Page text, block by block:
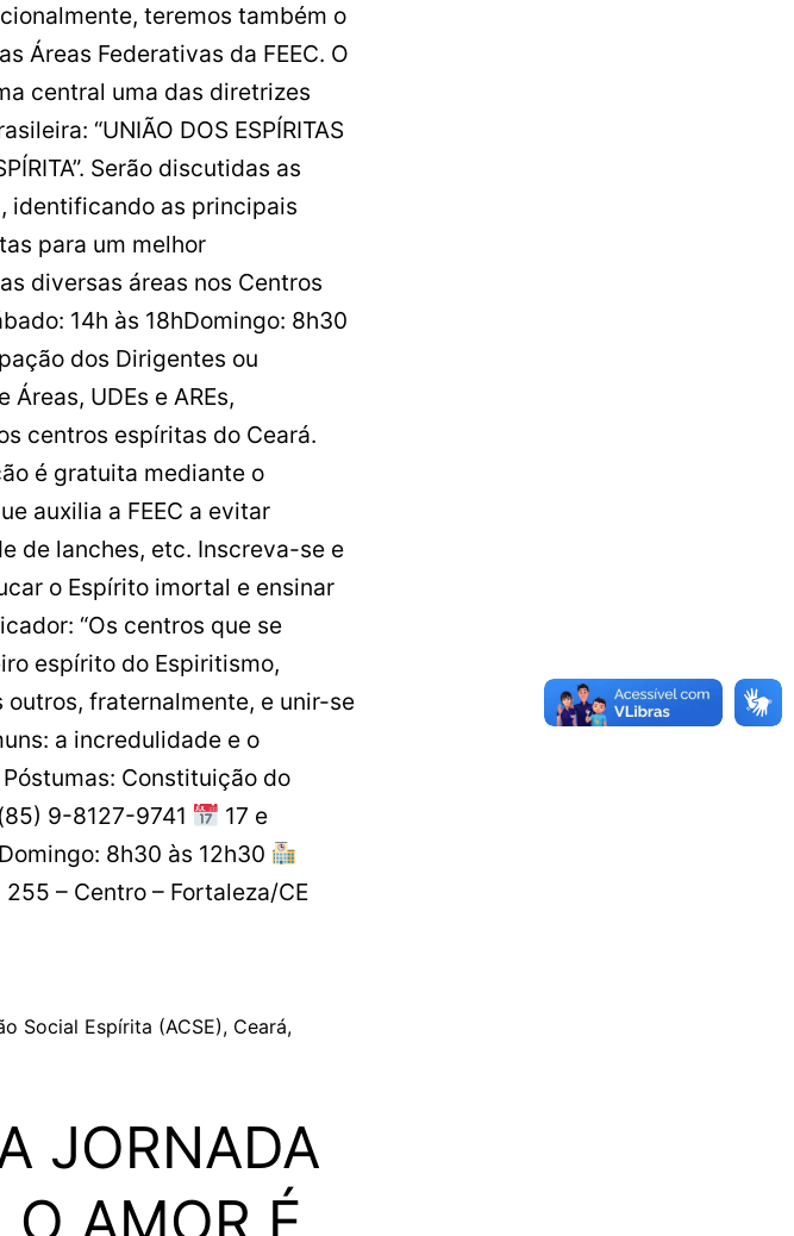
teremos também o
Áreas Federativas da FEEC. O
central uma das diretrizes
“UNIÃO DOS ESPÍRITAS
Serão discutidas as
identificando as principais
para um melhor
diversas áreas nos Centros
14h às 18hDomingo: 8h30
dos Dirigentes ou
UDEs e AREs,
centros espíritas do Ceará.
é gratuita mediante o
auxilia a FEEC a evitar
de lanches, etc. Inscreva-se e
o Espírito imortal e ensinar
“Os centros que se
espírito do Espiritismo,
outros, fraternalmente, e unir-se
a incredulidade e o
Constituição do
9-8127-9741
17 e
8h30 às 12h30
255 – Centro – Fortaleza/CE
Social Espírita (ACSE), Ceará,
JORNADA
O AMOR É